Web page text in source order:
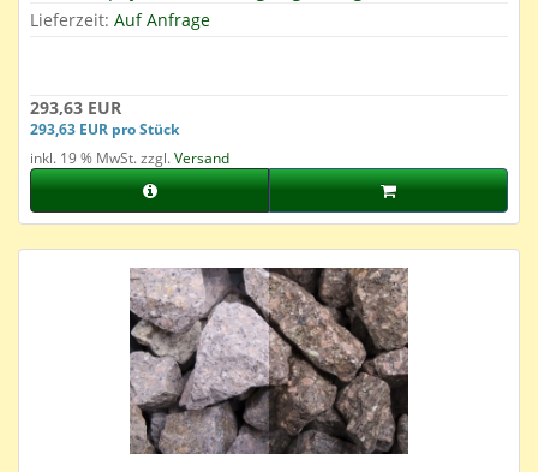
Lieferzeit: Auf Anfrage
293,63 EUR
293,63 EUR pro Stück
inkl. 19 % MwSt. zzgl.Versand